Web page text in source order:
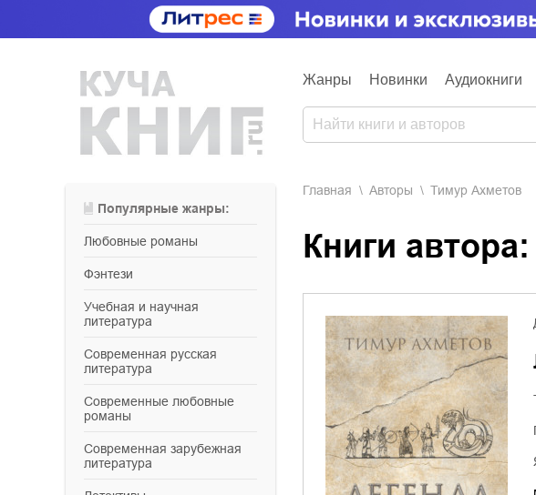
Жанры Новинки Аудиокниги
Популярные жанры:
любовные романы
фэнтези
учебная и научная
литература
современная русская
литература
современные любовные
романы
современная зарубежная
литература
Главная Aвторы Тимур Ахметов
Книги